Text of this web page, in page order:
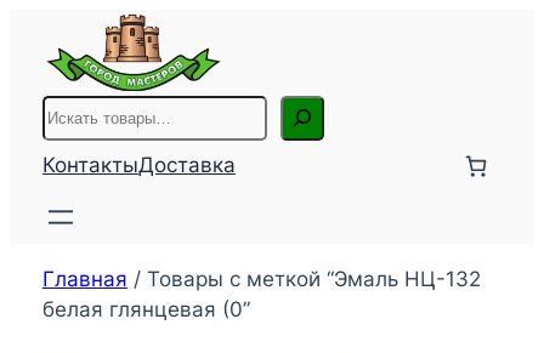
содержимому
Поиск
КонтактыДоставка
Главная / Товары с меткой “Эмаль НЦ-132
белая глянцевая (0”